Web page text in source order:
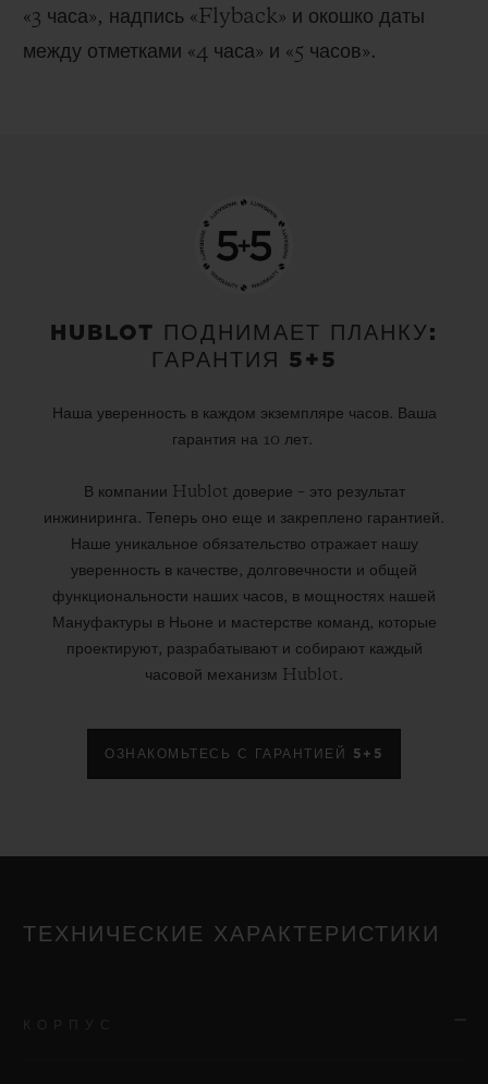
«3 часа», надпись «Flyback» и окошко даты
между отметками «4 часа» и «5 часов».
HUBLOT ПОДНИМАЕТ ПЛАНКУ:
ГАРАНТИЯ 5+5
Наша уверенность в каждом экземпляре часов. Ваша
гарантия на 10 лет.
В компании Hublot доверие – это результат
инжиниринга. Теперь оно еще и закреплено гарантией.
Наше уникальное обязательство отражает нашу
уверенность в качестве, долговечности и общей
функциональности наших часов, в мощностях нашей
Мануфактуры в Ньоне и мастерстве команд, которые
проектируют, разрабатывают и собирают каждый
часовой механизм Hublot.
ОЗНАКОМЬТЕСЬ С ГАРАНТИЕЙ 5+5
ТЕХНИЧЕСКИЕ ХАРАКТЕРИСТИКИ